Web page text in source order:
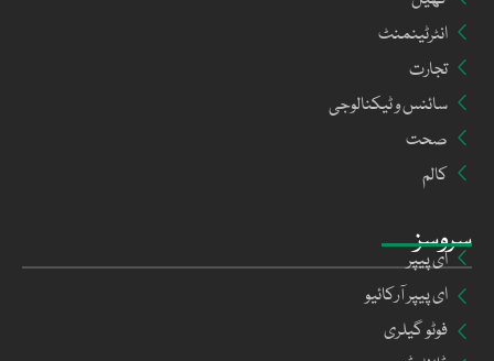
سروسز
ای پیپر
ای پیپر آرکائیو
فوٹو گیلری
انٹرٹینمنٹ
تجارت
سائنس و ٹیکنالوجی
صحت
کالم